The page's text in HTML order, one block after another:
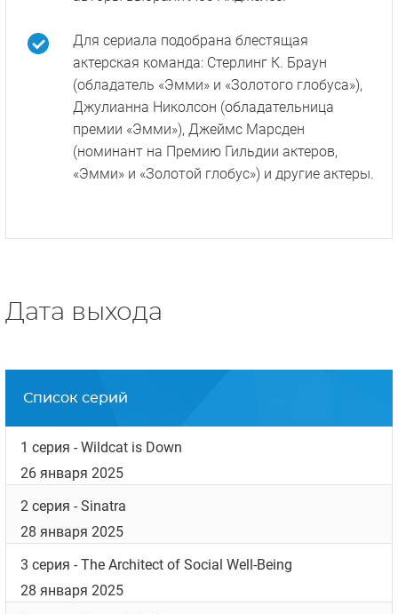
Для сериала подобрана блестящая
актерская команда: Стерлинг К. Браун
(обладатель «Эмми» и «Золотого глобуса»),
Джулианна Николсон (обладательница
премии «Эмми»), Джеймс Марсден
(номинант на Премию Гильдии актеров,
«Эмми» и «Золотой глобус») и другие актеры.
Дата выхода
Список серий
1 серия - Wildcat is Down
26 января 2025
2 серия - Sinatra
28 января 2025
3 серия - The Architect of Social Well-Being
28 января 2025